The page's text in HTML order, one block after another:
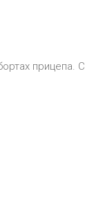
прицепа. С